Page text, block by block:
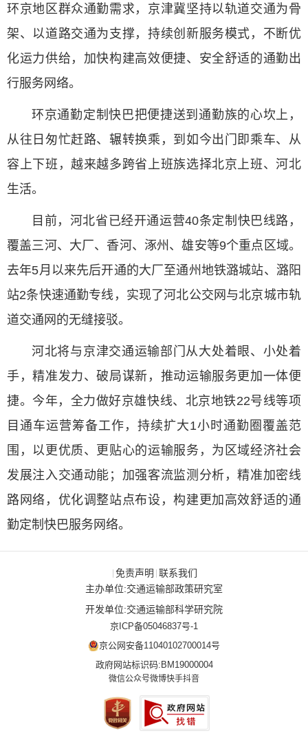
环京地区群众通勤需求，京津冀坚持以轨道交通为骨
架、以道路交通为支撑，持续创新服务模式，不断优
化运力供给，加快构建高效便捷、安全舒适的通勤出
行服务网络。
环京通勤定制快巴把便捷送到通勤族的心坎上，
从往日匆忙赶路、辗转换乘，到如今出门即乘车、从
容上下班，越来越多跨省上班族选择北京上班、河北
生活。
目前，河北省已经开通运营40条定制快巴线路，
覆盖三河、大厂、香河、涿州、雄安等9个重点区域。
去年5月以来先后开通的大厂至通州地铁潞城站、潞阳
站2条快速通勤专线，实现了河北公交网与北京城市轨
道交通网的无缝接驳。
河北将与京津交通运输部门从大处着眼、小处着
手，精准发力、破局谋新，推动运输服务更加一体便
捷。今年，全力做好京雄快线、北京地铁22号线等项
目通车运营筹备工作，持续扩大1小时通勤圈覆盖范
围，以更优质、更贴心的运输服务，为区域经济社会
发展注入交通动能；加强客流监测分析，精准加密线
路网络，优化调整站点布设，构建更加高效舒适的通
勤定制快巴服务网络。
| 免责声明 | 联系我们
主办单位:交通运输部政策研究室
开发单位:交通运输部科学研究院
京ICP备05046837号-1
京公网安备11040102700014号
政府网站标识码:BM19000004
微信公众号微博快手抖音